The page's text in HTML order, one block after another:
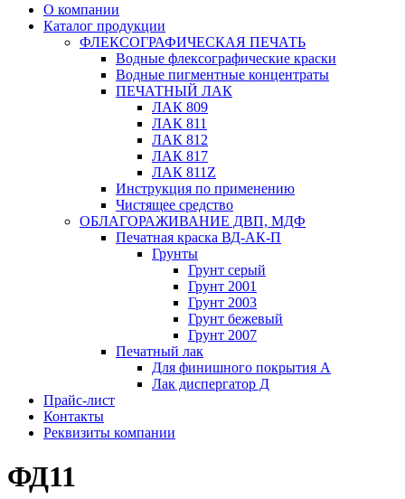
О компании
Каталог продукции
ФЛЕКСОГРАФИЧЕСКАЯ ПЕЧАТЬ
Водные флексографические краски
Водные пигментные концентраты
ПЕЧАТНЫЙ ЛАК
ЛАК 809
ЛАК 811
ЛАК 812
ЛАК 817
ЛАК 811Z
Инструкция по применению
Чистящее средство
ОБЛАГОРАЖИВАНИЕ ДВП, МДФ
Печатная краска ВД-АК-П
Грунты
Грунт серый
Грунт 2001
Грунт 2003
Грунт бежевый
Грунт 2007
Печатный лак
Для финишного покрытия А
Лак диспергатор Д
Прайс-лист
Контакты
Реквизиты компании
ФД11